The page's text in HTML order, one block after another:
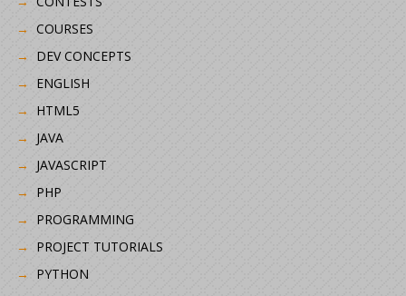
COURSES
DEV CONCEPTS
ENGLISH
HTML5
JAVA
JAVASCRIPT
PHP
PROGRAMMING
PROJECT TUTORIALS
PYTHON